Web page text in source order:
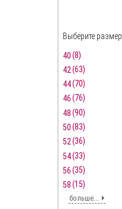
Выберите размер
40(8)
42(63)
44(70)
46(76)
48(90)
50(83)
52(36)
54(33)
56(35)
58(15)
больше...